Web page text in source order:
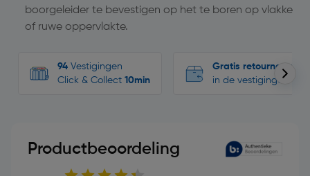
boorgeleider te bevestigen op het te boren op vlakke
of ruwe oppervlakte.
94 Vestigingen
Click & Collect 10min
Gratis retourneren
in de vestigingen
Productbeoordeling